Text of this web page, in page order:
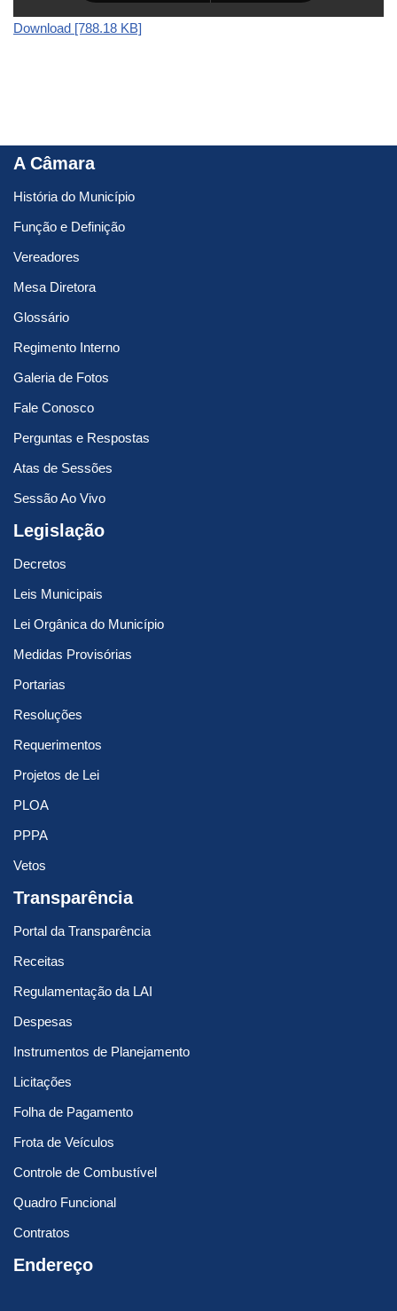
Download [788.18 KB]
A Câmara
História do Município
Função e Definição
Vereadores
Mesa Diretora
Glossário
Regimento Interno
Galeria de Fotos
Fale Conosco
Perguntas e Respostas
Atas de Sessões
Sessão Ao Vivo
Legislação
Decretos
Leis Municipais
Lei Orgânica do Município
Medidas Provisórias
Portarias
Resoluções
Requerimentos
Projetos de Lei
PLOA
PPPA
Vetos
Transparência
Portal da Transparência
Receitas
Regulamentação da LAI
Despesas
Instrumentos de Planejamento
Licitações
Folha de Pagamento
Frota de Veículos
Controle de Combustível
Quadro Funcional
Contratos
Endereço